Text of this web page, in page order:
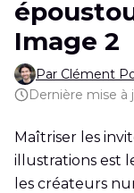
Image 2
Par Clément
Dernière mise à
Maîtriser les
illustrations est
les créateurs